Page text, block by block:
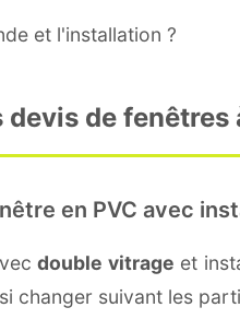
et l'installation ?
de fenêtres
en PVC avec
double vitrage et
changer suivant les